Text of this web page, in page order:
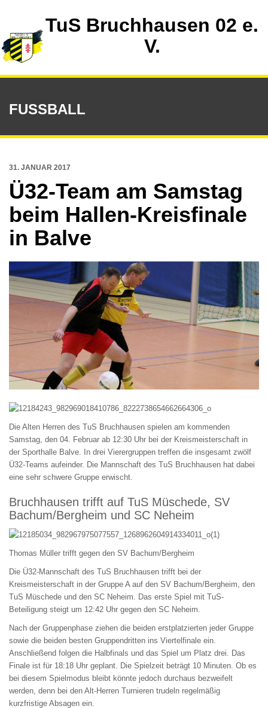
TuS Bruchhausen 02 e.
V.
FUSSBALL
31. JANUAR 2017
Ü32-Team am Samstag
beim Hallen-Kreisfinale
in Balve
Die Alten Herren des TuS Bruchhausen spielen am kommenden
Samstag, den 04. Februar ab 12:30 Uhr bei der Kreismeisterschaft in
der Sporthalle Balve. In drei Vierergruppen treffen die insgesamt zwölf
Ü32-Teams aufeinder. Die Mannschaft des TuS Bruchhausen hat dabei
eine sehr schwere Gruppe erwischt.
Bruchhausen trifft auf TuS Müschede, SV
Bachum/Bergheim und SC Neheim
Thomas Müller trifft gegen den SV Bachum/Bergheim
Die Ü32-Mannschaft des TuS Bruchhausen trifft bei der
Kreismeisterschaft in der Gruppe A auf den SV Bachum/Bergheim, den
TuS Müschede und den SC Neheim. Das erste Spiel mit TuS-
Beteiligung steigt um 12:42 Uhr gegen den SC Neheim.
Nach der Gruppenphase ziehen die beiden erstplatzierten jeder Gruppe
sowie die beiden besten Gruppendritten ins Viertelfinale ein.
Anschließend folgen die Halbfinals und das Spiel um Platz drei. Das
Finale ist für 18:18 Uhr geplant. Die Spielzeit beträgt 10 Minuten. Ob es
bei diesem Spielmodus bleibt könnte jedoch durchaus bezweifelt
werden, denn bei den Alt-Herren Turnieren trudeln regelmäßig
kurzfristige Absagen ein.